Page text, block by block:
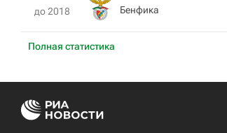
Полная статистика
до 2018 Бенфика